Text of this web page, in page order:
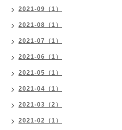
2021-09（1）
2021-08（1）
2021-07（1）
2021-06（1）
2021-05（1）
2021-04（1）
2021-03（2）
2021-02（1）